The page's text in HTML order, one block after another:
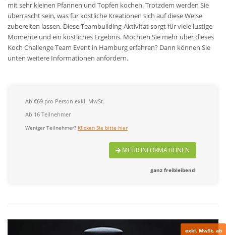
mit sehr kleinen Pfannen und Topfen kochen. Trotzdem werden Sie
überrascht sein, was für köstliche Kreationen sich auf diese Weise
zubereiten lassen. Diese Teambuilding-Aktivität sorgt für viele lustige
Momente und ein köstliches Ergebnis. Möchten Sie mehr über dieses
Koch Challenge Team Event in Hamburg erfahren? Dann können Sie
unten weitere Informationen anfordern.
Ab €69 pro Person exkl. MwSt.
Ab 16 Teilnehmer
Weniger Teilnehmer? Klicken Sie bitte hier
MEHR INFORMATIONEN
ganz freibleibend
exkl. MwSt. ab